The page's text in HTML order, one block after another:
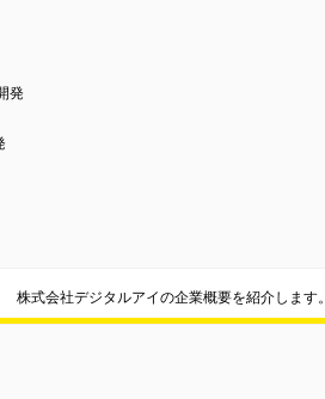
発
株式会社デジタルアイの企業概要を紹介します。